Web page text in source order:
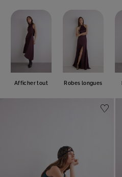
Afficher tout Robes longues